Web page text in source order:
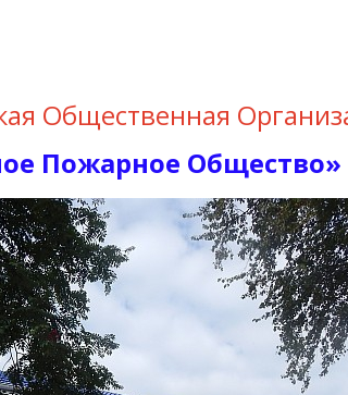
Общественная
Пожарное Общество»